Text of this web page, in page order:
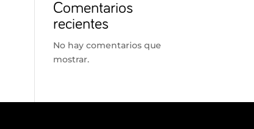
Comentarios
recientes
No hay comentarios que
mostrar.